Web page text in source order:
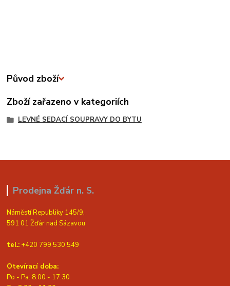
Původ zboží
Zboží zařazeno v kategoriích
LEVNÉ SEDACÍ SOUPRAVY DO BYTU
Prodejna Žďár n. S.
Náměstí Republiky 145/9,
591 01 Žďár nad Sázavou
tel.: +420 799 530 549
Otevírací doba:
Po - Pa: 8:00 - 17:30